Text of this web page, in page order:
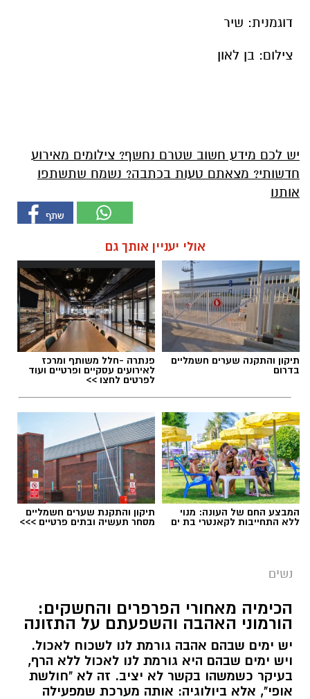
דוגמנית: שיר
צילום: בן לאון
יש לכם מידע חשוב שטרם נחשף? צילומים מאירוע
חדשותי? מצאתם טעות בכתבה? נשמח שתשתפו
אותנו
אולי יעניין אותך גם
תיקון והתקנה שערים חשמליים
בדרום
פנתרה -חלל משותף ומרכז
לאירועים עסקיים ופרטיים ועוד
לפרטים לחצו >>
המבצע החם של העונה: מנוי
ללא התחייבות לקאנטרי בת ים
תיקון והתקנת שערים חשמליים
מסחר תעשיה ובתים פרטיים >>>
נשים
הכימיה מאחורי הפרפרים והחשקים:
הורמוני האהבה והשפעתם על התזונה
יש ימים שבהם אהבה גורמת לנו לשכוח לאכול.
ויש ימים שבהם היא גורמת לנו לאכול ללא הרף,
בעיקר כשמשהו בקשר לא יציב. זה לא "חולשת
אופי", אלא ביולוגיה: אותה מערכת שמפעילה